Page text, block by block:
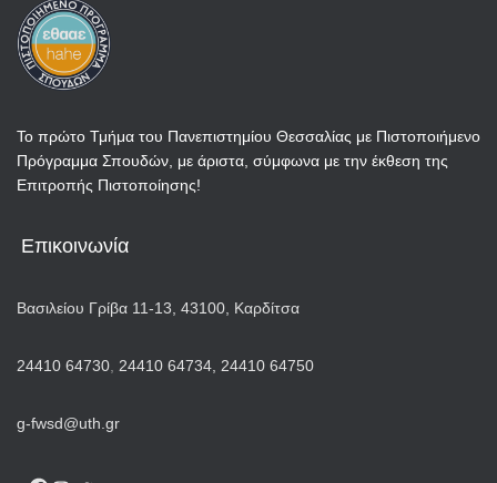
Το πρώτο Τμήμα του Πανεπιστημίου Θεσσαλίας με Πιστοποιήμενο
Πρόγραμμα Σπουδών, με άριστα, σύμφωνα με την έκθεση της
Επιτροπής Πιστοποίησης!
Επικοινωνία
Βασιλείου Γρίβα 11-13, 43100, Καρδίτσα
24410 64730 24410 64734, 24410 64750
g-fwsd@uth.gr